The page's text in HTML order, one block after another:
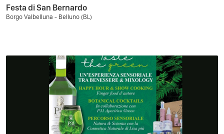
Festa di San Bernardo
Borgo Valbelluna - Belluno (BL)